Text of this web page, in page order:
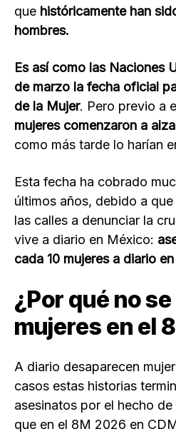
que históricamente han
hombres.
Es así como las Naciones
de marzo la fecha oficial
de la Mujer. Pero previo a
mujeres comenzaron a
como más tarde lo harían
Esta fecha ha cobrado
últimos años, debido a que
las calles a denunciar la
vive a diario en México:
cada 10 mujeres a diario
¿Por qué no
mujeres en el
A diario desaparecen
casos estas historias
asesinatos por el hecho de
que en el 8M 2026 en